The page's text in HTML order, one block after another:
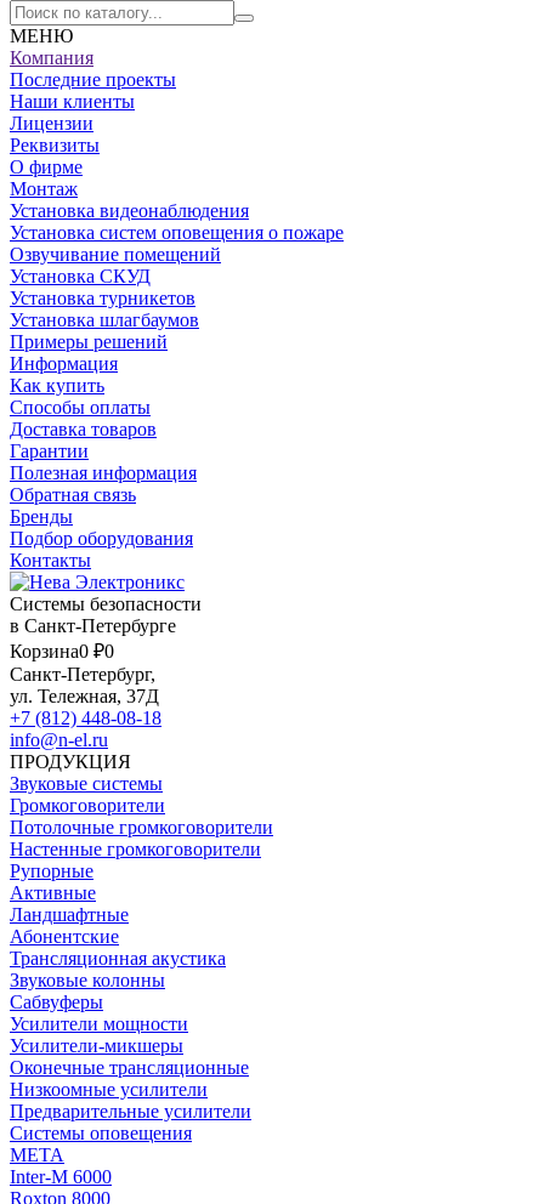
МЕНЮ
Компания
Последние проекты
Наши клиенты
Лицензии
Реквизиты
О фирме
Монтаж
Установка видеонаблюдения
Установка систем оповещения о пожаре
Озвучивание помещений
Установка СКУД
Установка турникетов
Установка шлагбаумов
Примеры решений
Информация
Как купить
Способы оплаты
Доставка товаров
Гарантии
Полезная информация
Обратная связь
Бренды
Подбор оборудования
Контакты
Системы безопасности
в Санкт-Петербурге
Корзина0 ₽0
Санкт-Петербург,
ул. Тележная, 37Д
+7 (812) 448-08-18
info@n-el.ru
ПРОДУКЦИЯ
Звуковые системы
Громкоговорители
Потолочные громкоговорители
Настенные громкоговорители
Рупорные
Активные
Ландшафтные
Абонентские
Трансляционная акустика
Звуковые колонны
Сабвуферы
Усилители мощности
Усилители-микшеры
Оконечные трансляционные
Низкоомные усилители
Предварительные усилители
Системы оповещения
МЕТА
Inter-M 6000
Roxton 8000